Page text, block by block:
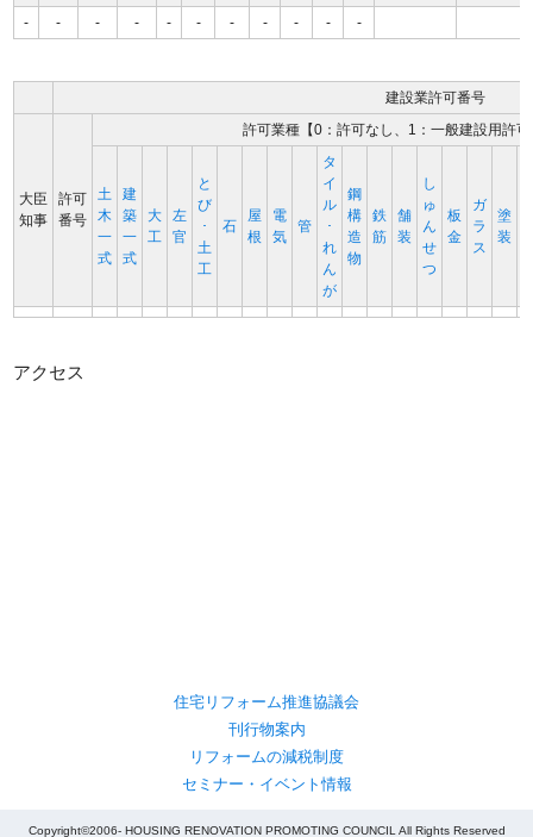
- - - - - - - - - - -
建設業許可番号
大臣
知事
許可
番号
許可業種【0：許可なし、1：一般建設用許
土
木
一
式
建
築
一
式
大
工
左
官
と
び
･
土
工
石
屋
根
電
気
管
タ
イ
ル
･
れ
ん
が
鋼
構
造
物
鉄
筋
舗
装
し
ゅ
ん
せ
つ
板
金
ガ
ラ
ス
塗
装
アクセス
住宅リフォーム推進協議会
刊行物案内
リフォームの減税制度
セミナー・イベント情報
Copyright©2006- HOUSING RENOVATION PROMOTING COUNCIL All Rights Reserved